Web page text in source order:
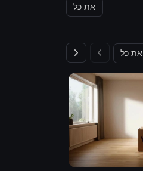
את כל
את כל